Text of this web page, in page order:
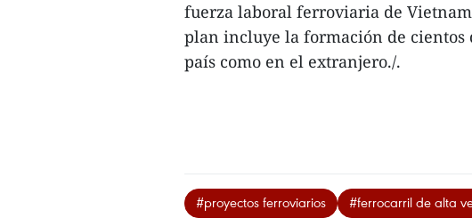
fuerza laboral ferroviaria de Vietnam
plan incluye la formación de cientos
país como en el extranjero./.
#proyectos ferroviarios
#ferrocarril de alta